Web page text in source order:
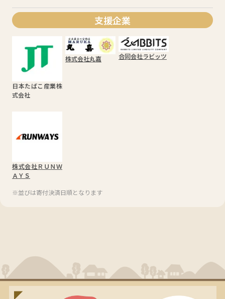
支援企業
日本たばこ産業株
式会社
株式会社丸嘉 合同会社ラビッツ
株式会社ＲＵＮＷ
ＡＹＳ
※並びは寄付決済日順となります